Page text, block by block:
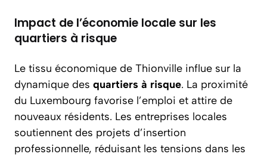
Impact de l’économie locale sur les
quartiers à risque
Le tissu économique de Thionville influe sur la
dynamique des quartiers à risque. La proximité
du Luxembourg favorise l’emploi et attire de
nouveaux résidents. Les entreprises locales
soutiennent des projets d’insertion
professionnelle, réduisant les tensions dans les